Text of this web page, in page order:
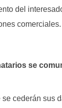
del
comerciales.
se
se cederán sus